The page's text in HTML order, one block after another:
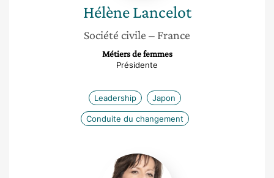
Hélène Lancelot
Société civile – France
Métiers de femmes
Présidente
Leadership Japon
Conduite du changement
Sandrine
Evangelista